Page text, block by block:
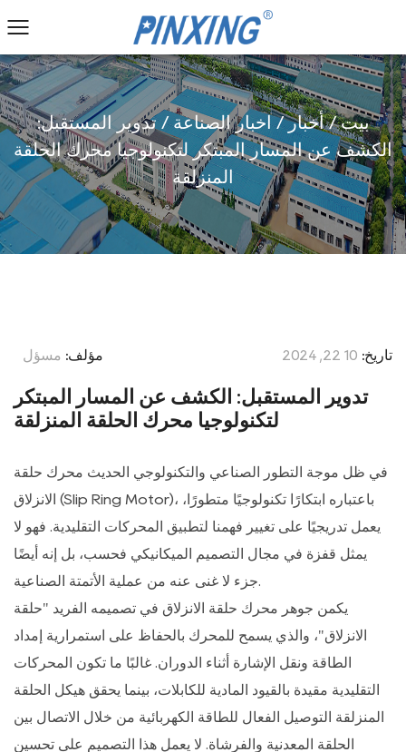
بيت/أخبار/ اخبار الصناعة/تدوير المستقبل:
الكشف عن المسار المبتكر لتكنولوجيا محرك الحلقة
المنزلقة
مؤلف: مسؤل تاريخ: 10 22, 2024
تدوير المستقبل: الكشف عن المسار المبتكر
لتكنولوجيا محرك الحلقة المنزلقة
في ظل موجة التطور الصناعي والتكنولوجي الحديث محرك حلقة
(Slip Ring Motor)، باعتباره ابتكارًا تكنولوجيًا متطورًا،
يعمل تدريجيًا على تغيير فهمنا لتطبيق المحركات التقليدية. فهو لا
يمثل قفزة في مجال التصميم الميكانيكي فحسب، بل إنه أيضًا
جزء لا غنى عنه من عملية الأتمتة الصناعية.
يكمن جوهر محرك حلقة الانزلاق في تصميمه الفريد "حلقة
الانزلاق"، والذي يسمح للمحرك بالحفاظ على استمرارية إمداد
الطاقة ونقل الإشارة أثناء الدوران. غالبًا ما تكون المحركات
التقليدية مقيدة بالقيود المادية للكابلات، بينما يحقق هيكل الحلقة
المنزلقة التوصيل الفعال للطاقة الكهربائية من خلال الاتصال بين
الحلقة المعدنية والفرشاة. لا يعمل هذا التصميم على تحسين